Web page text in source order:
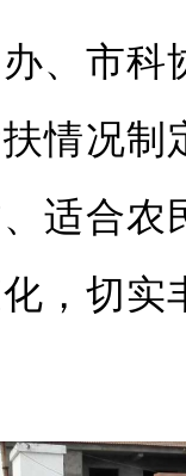
、市科
情况制
适合农
，切实